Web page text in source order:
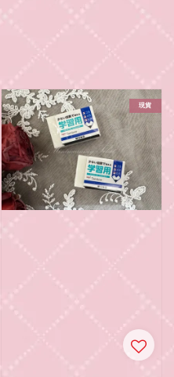
現貨